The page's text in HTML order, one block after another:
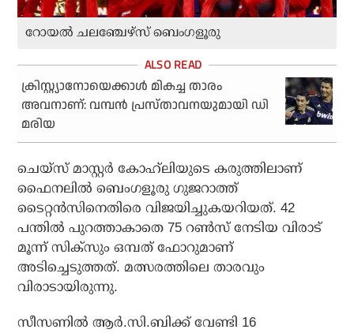
റോയൽ ചലഞ്ചേഴ്സ് ബെംഗളൂരു
ക്രിസ്റ്റ്യാനോയെക്കാള്‍ മികച്ച താരം
അവനാണ്: വമ്പന്‍ പ്രസ്താവനയുമായി ഡി
മരിയ
ചെയ്സ് മാസ്റ്റര്‍ കോഹ്‌ലിയുടെ കരുത്തിലാണ്
ഫൈനലില്‍ ബെംഗളൂരു ഗുജറാത്ത്
ടൈറ്റന്‍സിനെതിരെ വിജയിച്ചുകയറിയത്. 42
പന്തില്‍ പുറത്താകാതെ 75 റണ്‍സ് നേടിയ വിരാട്
മൂന്ന് സിക്‌സും ഒമ്പത് ഫോറുമാണ്
അടിച്ചെടുത്തത്. മത്സരത്തിലെ താരവും
വിരാടായിരുന്നു.
സീസണില്‍ ആര്‍.സി.ബിക്ക് വേണ്ടി 16